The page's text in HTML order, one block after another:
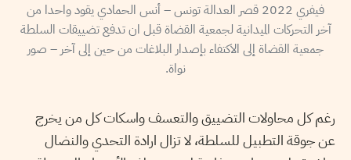
فيفري 2022 قصر العدالة تونس – أنس الحمادي يقود واحدا من
آخر التحركات الميدانية لجمعية القضاة قبل ان تدفع تضييقات السلطة
جمعية القضاة إلى الاكتفاء بإصدار البلاغات من حين إلى آخر – صور
نواة.
رغم كل محاولات التضييق والتعسف واسكات كل من يخرج
عن جوقة التطبيل للسلطة، لا تزال ارادة التحدي والنضال